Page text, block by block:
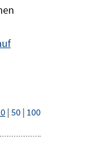
| 50 | 100